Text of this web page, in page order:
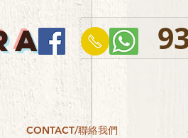
CONTACT/聯絡我們